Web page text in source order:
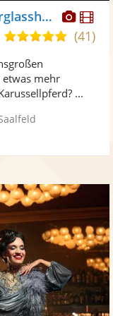
Burlesque Berlin - Champagnerglasshows
5,0
Sternen
(41)
etwas mehr
...